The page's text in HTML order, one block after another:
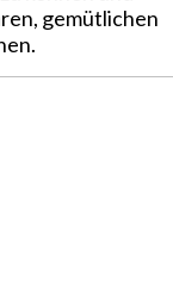
gemütlichen